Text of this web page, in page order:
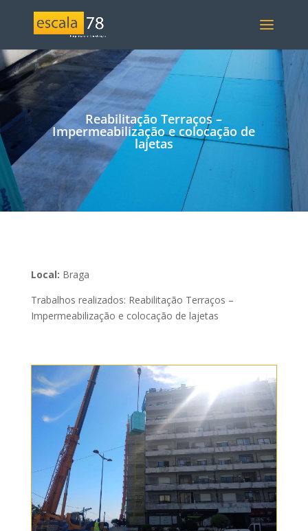
Reabilitação Terraços –
Impermeabilização e colocação de
lajetas
Local: Braga
Trabalhos realizados: Reabilitação Terraços –
Impermeabilização e colocação de lajetas